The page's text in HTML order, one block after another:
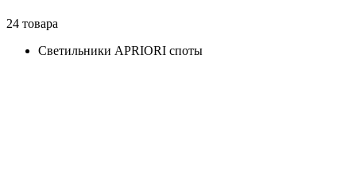
24 товара
Светильники APRIORI споты